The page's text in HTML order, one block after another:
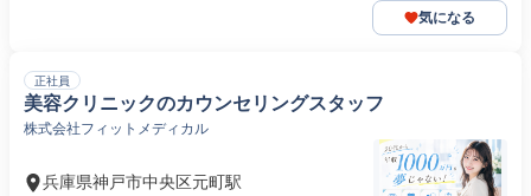
気になる
正社員
美容クリニックのカウンセリングスタッフ
株式会社フィットメディカル
兵庫県神戸市中央区元町駅